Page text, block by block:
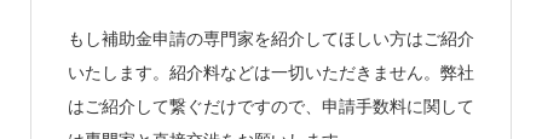
もし補助金申請の専門家を紹介してほしい方はご紹介
いたします。紹介料などは一切いただきません。弊社
はご紹介して繋ぐだけですので、申請手数料に関して